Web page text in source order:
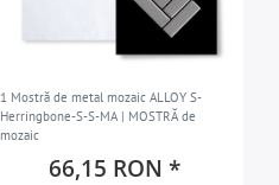
1 Mostră de metal mozaic ALLOY S-
Herringbone-S-S-MA | MOSTRĂ de
mozaic
66,15 RON *